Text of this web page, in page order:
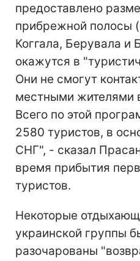
предоставлено
прибрежной полосы
Коггала, Берувала и
окажутся в
Они не смогут
местными жителями
Всего по этой
2580 туристов, в
СНГ", - сказал
время прибытия
туристов.
Некоторые
украинской группы
разочарованы